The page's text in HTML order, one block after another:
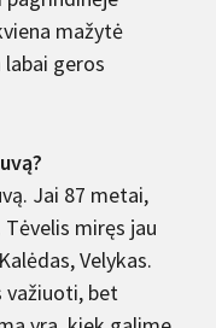
mažytė
geros
Jai 87 metai,
miręs jau
Velykas.
važiuoti, bet